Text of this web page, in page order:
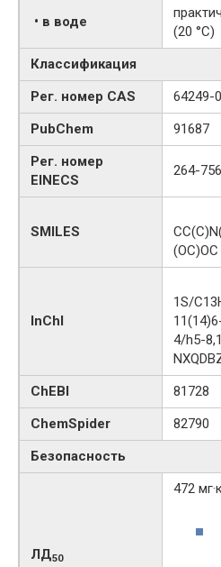
• в воде
(20 °C)
Классификация
Рег. номер CAS
64249-
PubChem
91687
Рег. номер
EINECS
264-
SMILES
(OC)OC
InChI
1S/
4/h5-
ChEBI
81728
ChemSpider
82790
Безопасность
ЛД50
472